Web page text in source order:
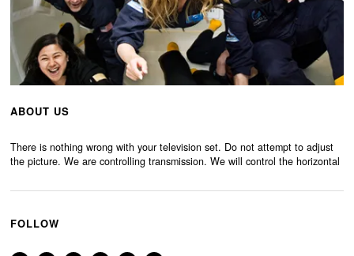
ABOUT US
There is nothing wrong with your television set. Do not attempt to adjust
the picture. We are controlling transmission. We will control the horizontal
FOLLOW